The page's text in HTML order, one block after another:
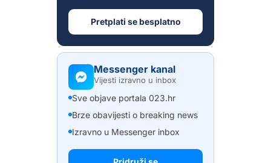
Pretplati se besplatno
Messenger kanal
Vijesti izravno u inbox
Sve objave portala 023.hr
Brze obavijesti o breaking news
Izravno u Messenger inbox